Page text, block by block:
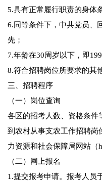
5.具有正常履行职责的身体
6.同等条件下，中共党员、
先；
7.年龄在30周岁以下，即
8.符合招聘岗位所要求的其
三、招聘程序
（一）岗位查询
各区的招考人数、资格条件
到农村从事支农工作招聘岗
力资源和社会保障局网站（
（二）网上报名
1.提交报考申请。报考人员